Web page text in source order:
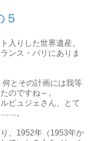
入りした世界遺産。
ンス・パリにありま
とその計画には我等
のですね～。
ビュジェさん、とて
……。
、1952年（1953年か